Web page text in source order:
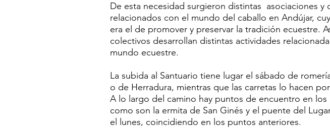
De esta necesidad surgieron distintas asociaciones y
relacionados con el mundo del caballo en Andújar,
era el de promover y preservar la tradición ecuestre.
colectivos desarrollan distintas actividades
mundo ecuestre.
La subida al Santuario tiene lugar el sábado de
o de Herradura, mientras que las carretas lo hacen
A lo largo del camino hay puntos de encuentro en los
como son la ermita de San Ginés y el puente del
el lunes, coincidiendo en los puntos anteriores.